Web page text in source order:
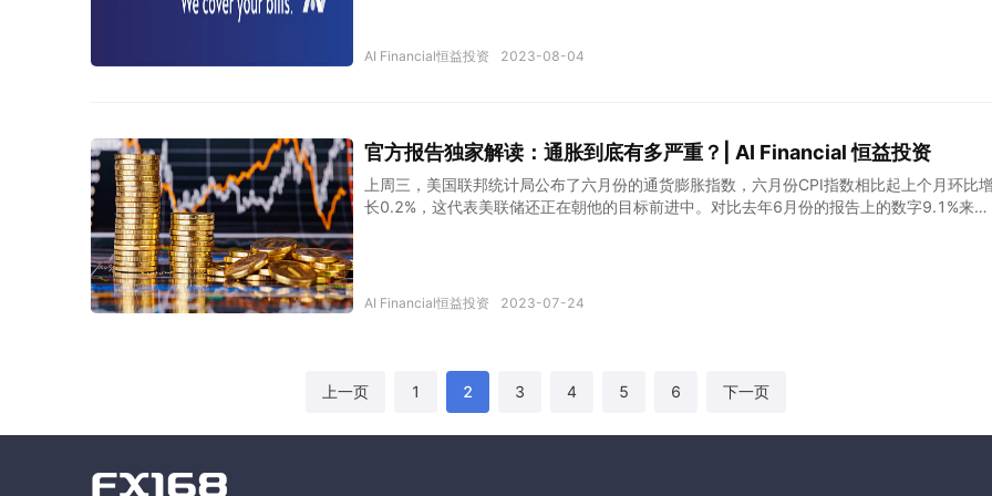
AI Financial恒益投资 2023-08-04
官方报告独家解读：通胀到底有多严重？| AI Financial 恒益投资
上周三，美国联邦统计局公布了六月份的通货膨胀指数，六月份CPI指数相比起上个月环比
长0.2%，这代表美联储还正在朝他的目标前进中。对比去年6月份的报告上的数字9.1%来
AI Financial恒益投资 2023-07-24
上一页 1 2 3 4 5 6 下一页